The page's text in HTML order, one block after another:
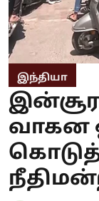
இந்தியா
வாகன